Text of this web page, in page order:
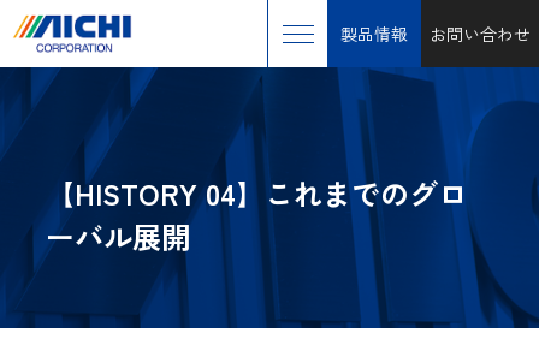
製品情報 お問い合わせ
【HISTORY 04】これまでのグロ
ーバル展開